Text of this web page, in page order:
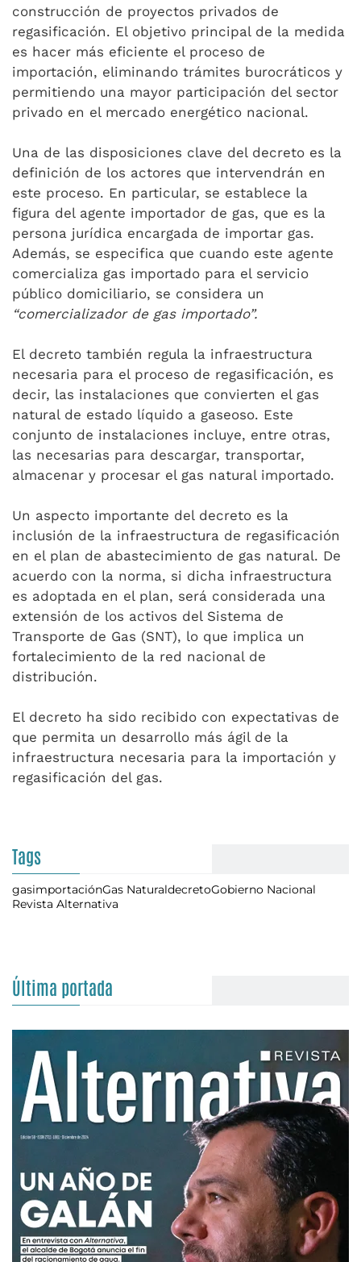
construcción de proyectos privados de
regasificación. El objetivo principal de la medida
es hacer más eficiente el proceso de
importación, eliminando trámites burocráticos y
permitiendo una mayor participación del sector
privado en el mercado energético nacional.
Una de las disposiciones clave del decreto es la
definición de los actores que intervendrán en
este proceso. En particular, se establece la
figura del agente importador de gas, que es la
persona jurídica encargada de importar gas.
Además, se especifica que cuando este agente
comercializa gas importado para el servicio
público domiciliario, se considera un
“comercializador de gas importado”.
El decreto también regula la infraestructura
necesaria para el proceso de regasificación, es
decir, las instalaciones que convierten el gas
natural de estado líquido a gaseoso. Este
conjunto de instalaciones incluye, entre otras,
las necesarias para descargar, transportar,
almacenar y procesar el gas natural importado.
Un aspecto importante del decreto es la
inclusión de la infraestructura de regasificación
en el plan de abastecimiento de gas natural. De
acuerdo con la norma, si dicha infraestructura
es adoptada en el plan, será considerada una
extensión de los activos del Sistema de
Transporte de Gas (SNT), lo que implica un
fortalecimiento de la red nacional de
distribución.
El decreto ha sido recibido con expectativas de
que permita un desarrollo más ágil de la
infraestructura necesaria para la importación y
regasificación del gas.
Tags
gasimportaciónGas NaturaldecretoGobierno Nacional
Revista Alternativa
Última portada